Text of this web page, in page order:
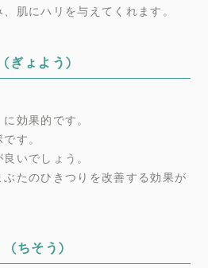
肌にハリを与えてくれます。
ょよう)
効果的です。
す。
いでしょう。
たのひきつりを改善する効果が
(ちそう)